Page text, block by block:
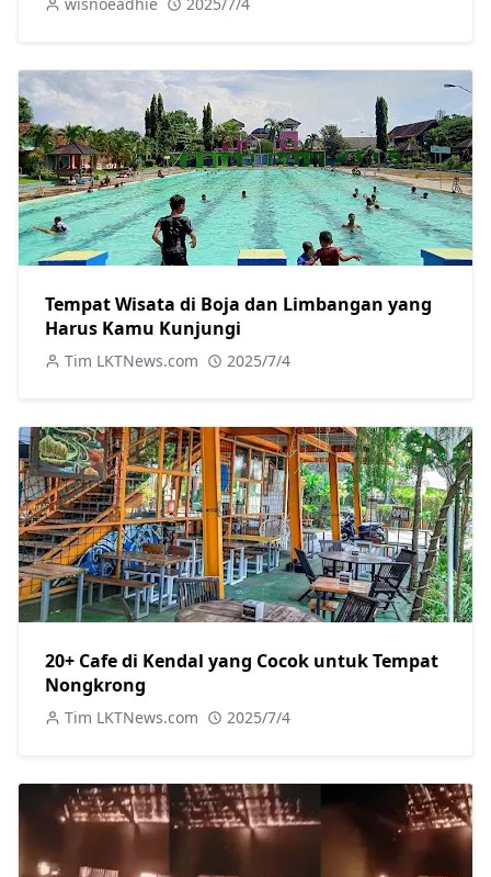
Tempat Wisata di Boja dan Limbangan yang
Harus Kamu Kunjungi
Tim LKTNews.com 2025/7/4
20+ Cafe di Kendal yang Cocok untuk Tempat
Nongkrong
Tim LKTNews.com 2025/7/4